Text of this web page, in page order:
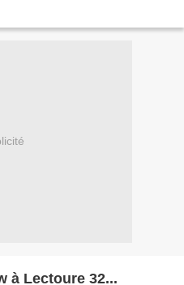
à Lectoure 32...